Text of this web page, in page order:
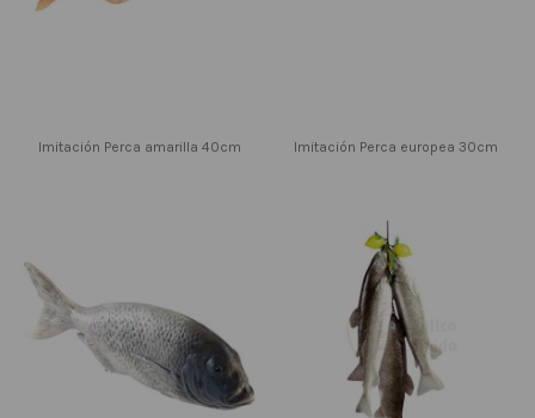
Imitación Perca amarilla 40cm Imitación Perca europea 30cm